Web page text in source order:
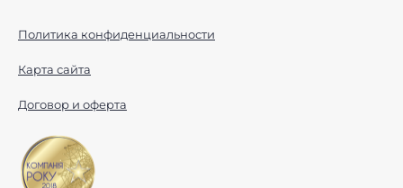
Политика конфиденциальности
Карта сайта
Договор и оферта